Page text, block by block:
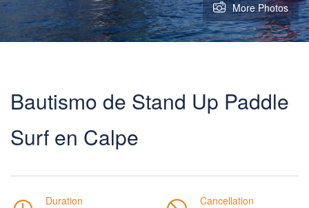
More Photos
Bautismo de Stand Up Paddle
Surf en Calpe
Duration
Cancellation